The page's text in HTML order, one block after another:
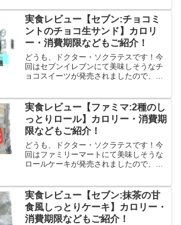
道産生クリームを使った生チョコアイス
を合わせた贅沢なアイス！
実食レビュー【セブン:チョコミ
ントのチョコ生サンド】カロリ
ー・消費期限などもご紹介！
どうも、ドクター・ソクラテスです！今
回はセブンイレブンにて美味しそうなチ
ョコスイーツが発売されましたので、レ
地で色鮮やかなミントクリームを挟み、
チョコをコーティングしま...
実食レビュー【ファミマ:2種のし
っとりロール】カロリー・消費期
限などもご紹介！
どうも、ドクター・ソクラテスです！今
回はファミリーマートにて美味しそうな
ロールケーキが発売されましたので、レ
ームとチョコクリームを巻き込みチョコ
コーティングとアーモ...
実食レビュー【セブン:抹茶の甘
食風しっとりケーキ】カロリー・
消費期限などもご紹介！